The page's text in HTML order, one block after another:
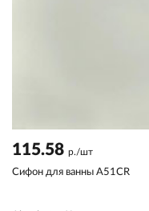
115.58 р./шт
Сифон для ванны A51CR